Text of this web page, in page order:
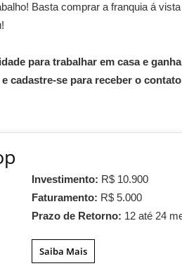
Basta comprar a franquia á
para trabalhar em casa e
cadastre-se para receber o
Investimento: R$ 10.900
Faturamento: R$ 5.000
Prazo de Retorno: 12 até 24
Saiba Mais